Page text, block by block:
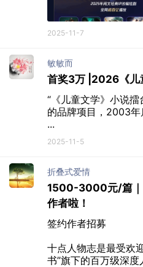
2025-11-7
敏敏而
首奖3万 |2026《儿
“《儿童文学》小说
的品牌项目，2003年
...
2025-11-5
折叠式爱情
1500-3000元/篇｜
作者啦！
签约作者招募
十点人物志是最受欢
书”旗下的百万级深